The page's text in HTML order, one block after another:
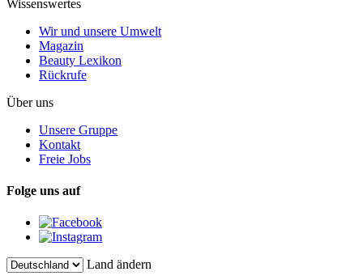
Wissenswertes
Wir und unsere Umwelt
Magazin
Beauty Lexikon
Rückrufe
Über uns
Unsere Gruppe
Kontakt
Freie Jobs
Folge uns auf
Land ändern